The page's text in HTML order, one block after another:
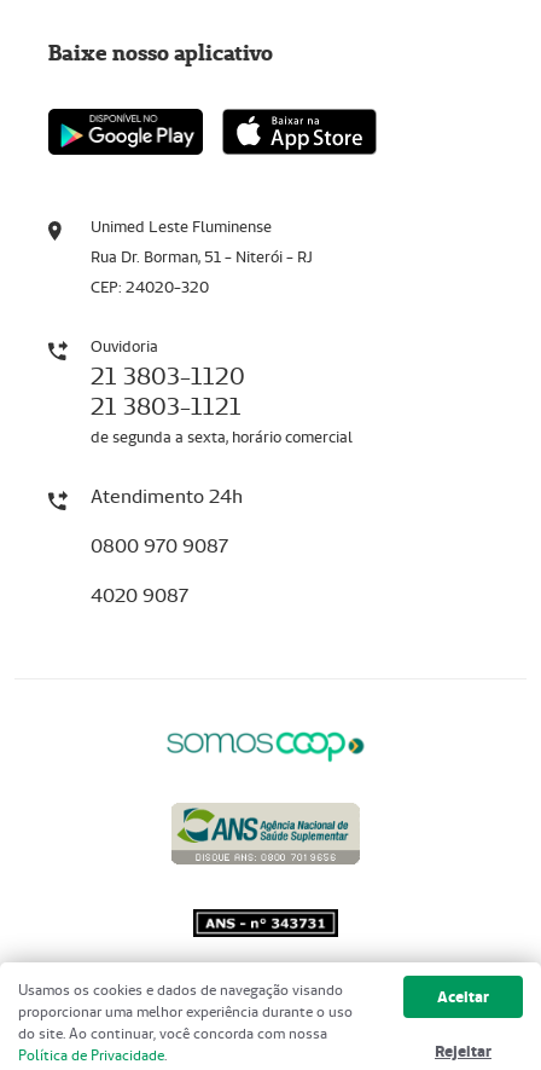
Unimed Leste Fluminense
Rua Dr. Borman, 51 - Niterói - RJ
CEP: 24020-320
Ouvidoria
21 3803-1120
21 3803-1121
de segunda a sexta, horário comercial
Atendimento 24h
0800 970 9087
4020 9087
Baixe nosso aplicativo
Copyright 2001 - 2026 Unimed do
Brasil - Todos os direitos reservados
Usamos os cookies e dados de navegação visando
proporcionar uma melhor experiência durante o uso
do site. Ao continuar, você concorda com nossa
Política de Privacidade.
Aceitar
Rejeitar